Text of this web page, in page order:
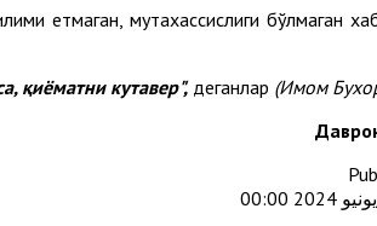
етмаган, мутахассислиги бўлмаган
қиёматни кутавер",деганлар (Имом